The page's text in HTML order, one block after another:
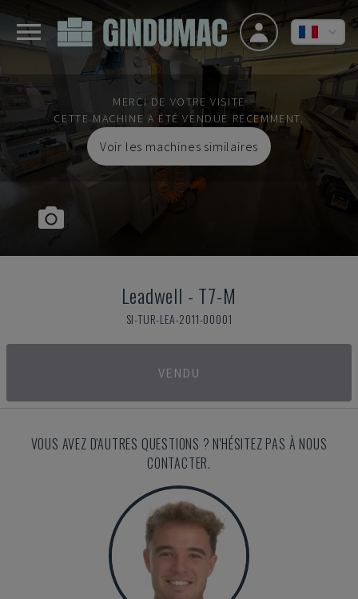
MERCI DE VOTRE VISITE
CETTE MACHINE A ÉTÉ VENDUE RÉCEMMENT.
Voir les machines similaires
Leadwell - T7-M
SI-TUR-LEA-2011-00001
VENDU
VOUS AVEZ D'AUTRES QUESTIONS ? N'HÉSITEZ PAS À NOUS
CONTACTER.